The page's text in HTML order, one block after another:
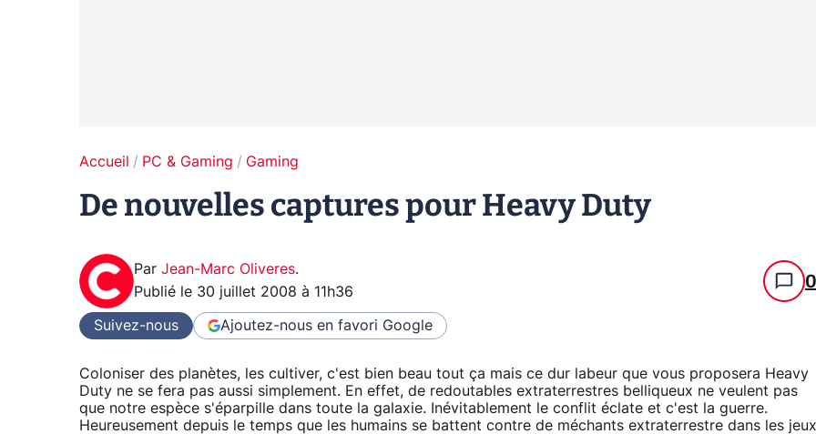
Accueil PC & Gaming Gaming
De nouvelles captures pour Heavy Duty
Par Jean-Marc Oliveres.
Publié le 30 juillet 2008 à 11h36 0
Suivez-nous Ajoutez-nous en favori Google
Coloniser des planètes, les cultiver, c'est bien beau tout ça mais ce dur labeur que vous proposera Heavy
Duty ne se fera pas aussi simplement. En effet, de redoutables extraterrestres belliqueux ne veulent pas
que notre espèce s'éparpille dans toute la galaxie. Inévitablement le conflit éclate et c'est la guerre.
Heureusement depuis le temps que les humains se battent contre de méchants extraterrestre dans les jeux